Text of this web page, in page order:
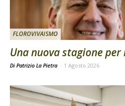
FLOROVIVAISMO
Una nuova stagione
Di Patrizio La Pietra - 1 Agosto 2026